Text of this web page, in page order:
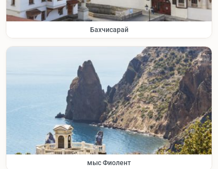
Бахчисарай
мыс Фиолент